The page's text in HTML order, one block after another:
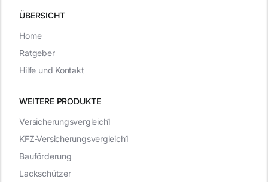
ÜBERSICHT
WEITERE PRODUKTE
Versicherungsvergleich1
KFZ-Versicherungsvergleich1
Bauförderung
Lackschützer
Home
Ratgeber
Hilfe und Kontakt